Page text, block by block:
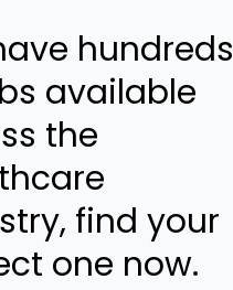
hundreds
available
the
find your
one now.